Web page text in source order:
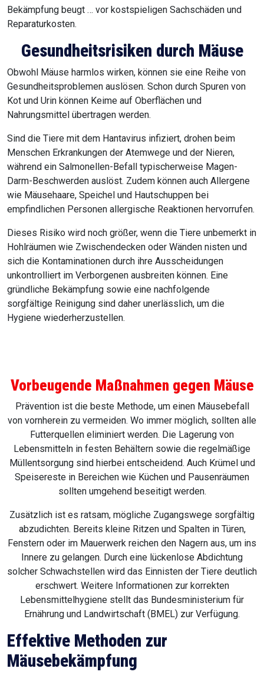
Bekämpfung beugt … vor kostspieligen Sachschäden und
Reparaturkosten.
Gesundheitsrisiken durch Mäuse
Obwohl Mäuse harmlos wirken, können sie eine Reihe von
Gesundheitsproblemen auslösen. Schon durch Spuren von
Kot und Urin können Keime auf Oberflächen und
Nahrungsmittel übertragen werden.
Sind die Tiere mit dem Hantavirus infiziert, drohen beim
Menschen Erkrankungen der Atemwege und der Nieren,
während ein Salmonellen-Befall typischerweise Magen-
Darm-Beschwerden auslöst. Zudem können auch Allergene
wie Mäusehaare, Speichel und Hautschuppen bei
empfindlichen Personen allergische Reaktionen hervorrufen.
Dieses Risiko wird noch größer, wenn die Tiere unbemerkt in
Hohlräumen wie Zwischendecken oder Wänden nisten und
sich die Kontaminationen durch ihre Ausscheidungen
unkontrolliert im Verborgenen ausbreiten können. Eine
gründliche Bekämpfung sowie eine nachfolgende
sorgfältige Reinigung sind daher unerlässlich, um die
Hygiene wiederherzustellen.
Vorbeugende Maßnahmen gegen Mäuse
Prävention ist die beste Methode, um einen Mäusebefall
von vornherein zu vermeiden. Wo immer möglich, sollten alle
Futterquellen eliminiert werden. Die Lagerung von
Lebensmitteln in festen Behältern sowie die regelmäßige
Müllentsorgung sind hierbei entscheidend. Auch Krümel und
Speisereste in Bereichen wie Küchen und Pausenräumen
sollten umgehend beseitigt werden.
Zusätzlich ist es ratsam, mögliche Zugangswege sorgfältig
abzudichten. Bereits kleine Ritzen und Spalten in Türen,
Fenstern oder im Mauerwerk reichen den Nagern aus, um ins
Innere zu gelangen. Durch eine lückenlose Abdichtung
solcher Schwachstellen wird das Einnisten der Tiere deutlich
erschwert. Weitere Informationen zur korrekten
Lebensmittelhygiene stellt das Bundesministerium für
Ernährung und Landwirtschaft (BMEL) zur Verfügung.
Effektive Methoden zur
Mäusebekämpfung